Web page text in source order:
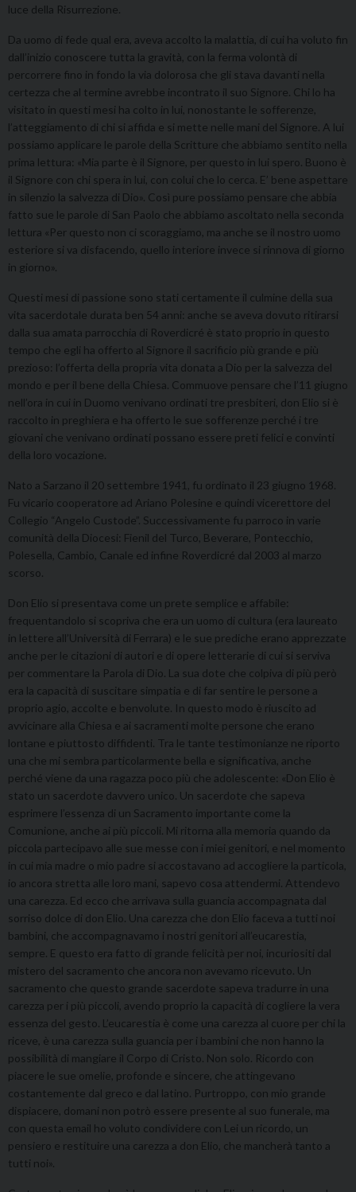
luce della Risurrezione.
Da uomo di fede qual era, aveva accolto la malattia, di cui ha voluto fin
dall’inizio conoscere tutta la gravità, con la ferma volontà di
percorrere fino in fondo la via dolorosa che gli stava davanti nella
certezza che al termine avrebbe incontrato il suo Signore. Chi lo ha
visitato in questi mesi ha colto in lui, nonostante le sofferenze,
l’atteggiamento di chi si affida e si mette nelle mani del Signore. A lui
possiamo applicare le parole della Scritture che abbiamo sentito nella
prima lettura: «Mia parte è il Signore, per questo in lui spero. Buono è
il Signore con chi spera in lui, con colui che lo cerca. E’ bene aspettare
in silenzio la salvezza di Dio». Così pure possiamo pensare che abbia
fatto sue le parole di San Paolo che abbiamo ascoltato nella seconda
lettura «Per questo non ci scoraggiamo, ma anche se il nostro uomo
esteriore si va disfacendo, quello interiore invece si rinnova di giorno
in giorno».
Questi mesi di passione sono stati certamente il culmine della sua
vita sacerdotale durata ben 54 anni: anche se aveva dovuto ritirarsi
dalla sua amata parrocchia di Roverdicré è stato proprio in questo
tempo che egli ha offerto al Signore il sacrificio più grande e più
prezioso: l’offerta della propria vita donata a Dio per la salvezza del
mondo e per il bene della Chiesa. Commuove pensare che l’11 giugno
nell’ora in cui in Duomo venivano ordinati tre presbiteri, don Elio si è
raccolto in preghiera e ha offerto le sue sofferenze perché i tre
giovani che venivano ordinati possano essere preti felici e convinti
della loro vocazione.
Nato a Sarzano il 20 settembre 1941, fu ordinato il 23 giugno 1968.
Fu vicario cooperatore ad Ariano Polesine e quindi vicerettore del
Collegio “Angelo Custode”. Successivamente fu parroco in varie
comunità della Diocesi: Fienil del Turco, Beverare, Pontecchio,
Polesella, Cambio, Canale ed infine Roverdicré dal 2003 al marzo
scorso.
Don Elio si presentava come un prete semplice e affabile:
frequentandolo si scopriva che era un uomo di cultura (era laureato
in lettere all’Università di Ferrara) e le sue prediche erano apprezzate
anche per le citazioni di autori e di opere letterarie di cui si serviva
per commentare la Parola di Dio. La sua dote che colpiva di più però
era la capacità di suscitare simpatia e di far sentire le persone a
proprio agio, accolte e benvolute. In questo modo è riuscito ad
avvicinare alla Chiesa e ai sacramenti molte persone che erano
lontane e piuttosto diffidenti. Tra le tante testimonianze ne riporto
una che mi sembra particolarmente bella e significativa, anche
perché viene da una ragazza poco più che adolescente: «Don Elio è
stato un sacerdote davvero unico. Un sacerdote che sapeva
esprimere l’essenza di un Sacramento importante come la
Comunione, anche ai più piccoli. Mi ritorna alla memoria quando da
piccola partecipavo alle sue messe con i miei genitori, e nel momento
in cui mia madre o mio padre si accostavano ad accogliere la particola,
io ancora stretta alle loro mani, sapevo cosa attendermi. Attendevo
una carezza. Ed ecco che arrivava sulla guancia accompagnata dal
sorriso dolce di don Elio. Una carezza che don Elio faceva a tutti noi
bambini, che accompagnavamo i nostri genitori all’eucarestia,
sempre. E questo era fatto di grande felicità per noi, incuriositi dal
mistero del sacramento che ancora non avevamo ricevuto. Un
sacramento che questo grande sacerdote sapeva tradurre in una
carezza per i più piccoli, avendo proprio la capacità di cogliere la vera
essenza del gesto. L’eucarestia è come una carezza al cuore per chi la
riceve, è una carezza sulla guancia per i bambini che non hanno la
possibilità di mangiare il Corpo di Cristo. Non solo. Ricordo con
piacere le sue omelie, profonde e sincere, che attingevano
costantemente dal greco e dal latino. Purtroppo, con mio grande
dispiacere, domani non potrò essere presente al suo funerale, ma
con questa email ho voluto condividere con Lei un ricordo, un
pensiero e restituire una carezza a don Elio, che mancherà tanto a
tutti noi».